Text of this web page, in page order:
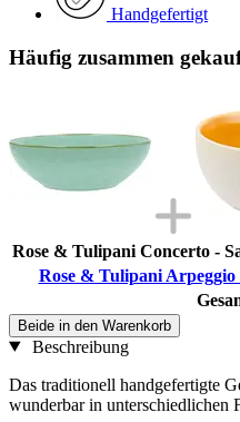
Handgefertigt
Häufig zusammen
Rose & Tulipani Concerto -
Rose & Tulipani Arpeggio
Beide in den Warenkorb
Beschreibung
Das traditionell handgefertigte
wunderbar in unterschiedlichen